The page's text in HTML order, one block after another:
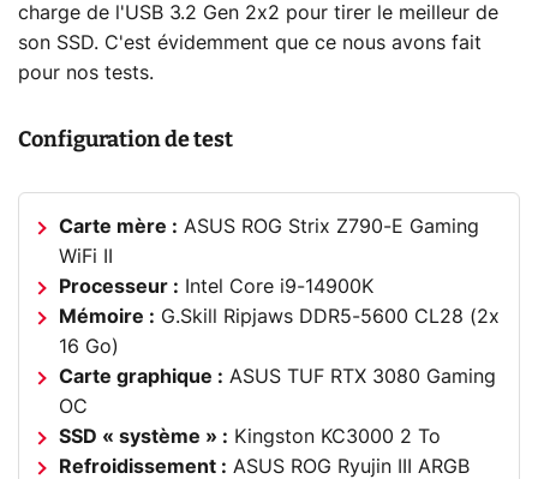
charge de l'USB 3.2 Gen 2x2 pour tirer le meilleur de
son SSD. C'est évidemment que ce nous avons fait
pour nos tests.
Configuration de test
Carte mère : ASUS ROG Strix Z790-E Gaming
WiFi II
Processeur : Intel Core i9-14900K
Mémoire : G.Skill Ripjaws DDR5-5600 CL28 (2x
16 Go)
Carte graphique : ASUS TUF RTX 3080 Gaming
OC
SSD « système » : Kingston KC3000 2 To
Refroidissement : ASUS ROG Ryujin III ARGB